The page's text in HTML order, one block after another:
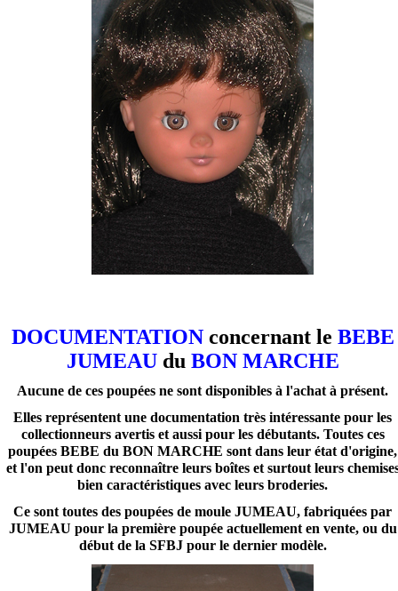
DOCUMENTATIONconcernant le BEBE
JUMEAUdu BON MARCHE
Aucune de ces poupées ne sont disponibles à l'achat à présent.
Elles représentent une documentation très intéressante pour les
collectionneurs avertis et aussi pour les débutants. Toutes ces
poupées BEBE du BON MARCHE sont dans leur état d'origine,
et l'on peut donc reconnaître leurs boîtes et surtout leurs
bien caractéristiques avec leurs broderies.
Ce sont toutes des poupées de moule JUMEAU, fabriquées par
JUMEAU pour la première poupée actuellement en vente, ou du
début de la SFBJ pour le dernier modèle.